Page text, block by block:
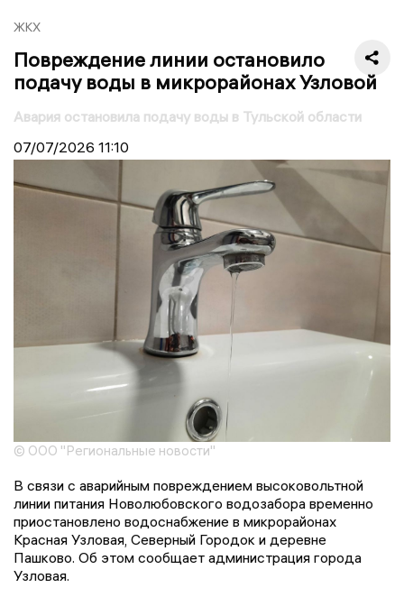
ЖКХ
Повреждение линии остановило
подачу воды в микрорайонах Узловой
Авария остановила подачу воды в Тульской области
07/07/2026 11:10
© ООО "Региональные новости"
В связи с аварийным повреждением высоковольтной
линии питания Новолюбовского водозабора временно
приостановлено водоснабжение в микрорайонах
Красная Узловая, Северный Городок и деревне
Пашково. Об этом сообщает администрация города
Узловая.